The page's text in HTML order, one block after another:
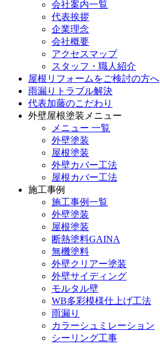
会社案内一覧
代表挨拶
企業理念
会社概要
アクセスマップ
スタッフ・職人紹介
屋根リフォームをご検討の方へ
雨漏りトラブル解決
代表加藤のこだわり
外壁屋根塗装メニュー
メニュー 一覧
外壁塗装
屋根塗装
外壁カバー工法
屋根カバー工法
施工事例
施工事例一覧
外壁塗装
屋根塗装
断熱塗料GAINA
無機塗料
外壁クリアー塗装
外壁サイディング
モルタル壁
WB多彩模様仕上げ工法
雨漏り
カラーシュミレーション
シーリング工事